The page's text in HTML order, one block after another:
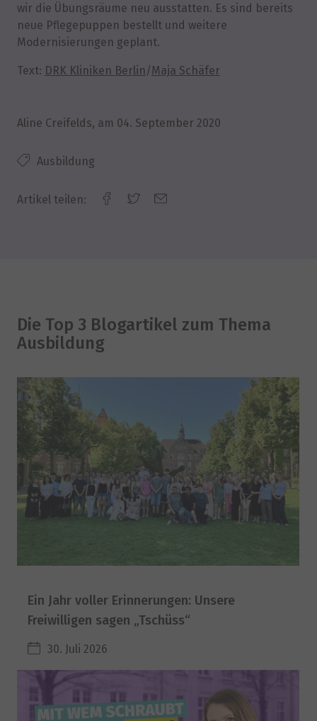
wir die Übungsräume neu ausstatten. Es sind bereits
neue Pflegepuppen bestellt und weitere
Modernisierungen geplant.
Text: DRK Kliniken Berlin/Maja Schäfer
Aline Creifelds, am 04. September 2020
Ausbildung
Artikel teilen:
Die Top 3 Blogartikel zum Thema
Ausbildung
Ein Jahr voller Erinnerungen: Unsere
Freiwilligen sagen „Tschüss“
30. Juli 2026